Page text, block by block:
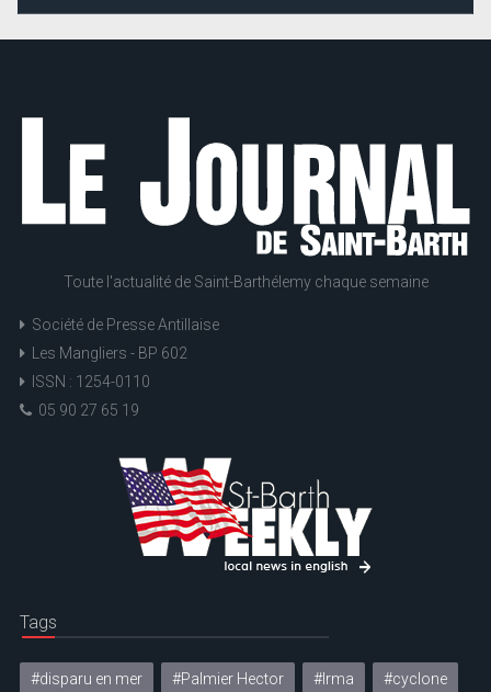
Toute l'actualité de Saint-Barthélemy chaque semaine
Société de Presse Antillaise
Les Mangliers - BP 602
ISSN : 1254-0110
05 90 27 65 19
Tags
#disparu en mer #Palmier Hector #Irma #cyclone